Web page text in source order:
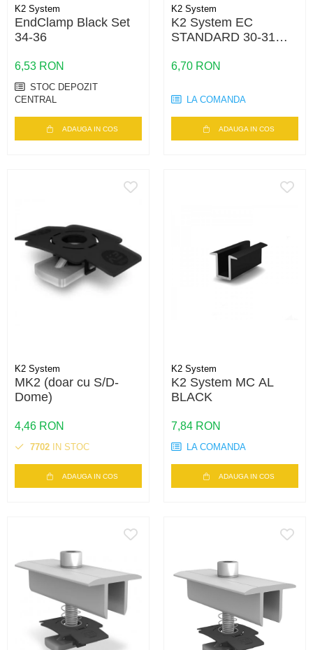
K2 System
EndClamp Black Set
34-36
6,53 RON
STOC DEPOZIT
CENTRAL
ADAUGA IN COS
K2 System
K2 System EC
STANDARD 30-31
6,70 RON
LA COMANDA
ADAUGA IN COS
K2 System
MK2 (doar cu S/D-
Dome)
4,46 RON
7702 IN STOC
ADAUGA IN COS
K2 System
K2 System MC AL
BLACK
7,84 RON
LA COMANDA
ADAUGA IN COS